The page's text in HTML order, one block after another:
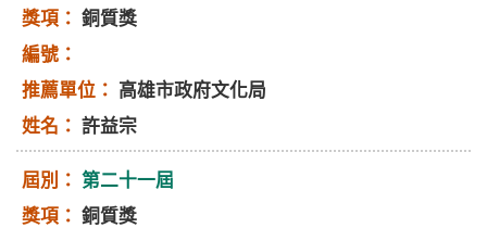
銅質獎
高雄市政府文化局
許益宗
第二十一屆
銅質獎